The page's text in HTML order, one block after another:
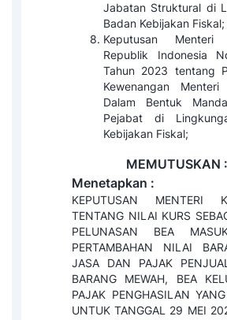
Jabatan Struktural di
Badan Kebijakan Fiskal;
Keputusan Menteri
Republik Indonesia
Tahun 2023 tentang
Kewenangan Menteri
Dalam Bentuk
Pejabat di
Kebijakan Fiskal;
MEMUTUSKAN :
Menetapkan :
KEPUTUSAN MENTERI
TENTANG NILAI KURS
PELUNASAN BEA
PERTAMBAHAN NILAI
JASA DAN PAJAK
BARANG MEWAH, BEA
PAJAK PENGHASILAN
UNTUK TANGGAL 29 MEI